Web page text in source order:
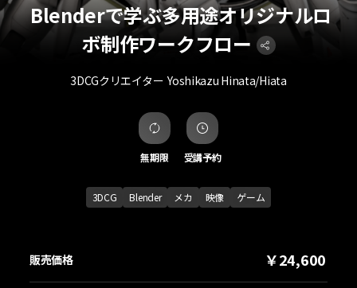
Blenderで学ぶ多用途オリジナルロ
ボ制作ワークフロー
3DCGクリエイター Yoshikazu Hinata/Hiata
無期限 受講予約
3DCG Blender メカ 映像 ゲーム
販売価格 ￥24,600